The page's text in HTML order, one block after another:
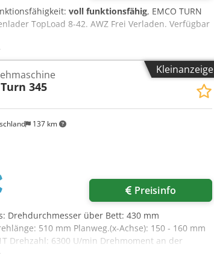
voll funktionsfähig, EMCO TURN
TopLoad 8-42. AWZ Frei Verladen. Verfügbar
Kleinanzeige
137 km
Turn 345
Preisinfo
Drehdurchmesser über Bett: 430 mm
510 mm Planweg.(x-Achse): 150 - 160 mm
Drehzahl: 6300 U/min Drehmoment an der
Lager: 45 mm Werkzeugrevolver - Anzahl